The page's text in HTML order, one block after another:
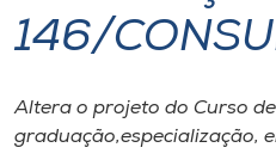
I.nova
Diplomados
146/
Altera o projeto do Curso
graduação,especialização,